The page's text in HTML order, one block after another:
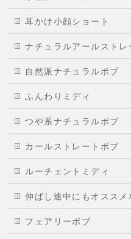
耳かけ小顔ショート
ナチュラルアールストレ
自然派ナチュラルボブ
ふんわりミディ
つや系ナチュラルボブ
カールストレートボブ
ルーチェントミディ
伸ばし途中にもオスス
フェアリーボブ